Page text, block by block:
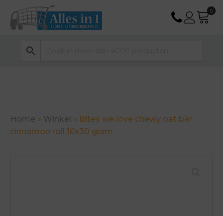
Home » Winkel » Bites we love chewy oat bar
cinnamon roll 16x30 gram